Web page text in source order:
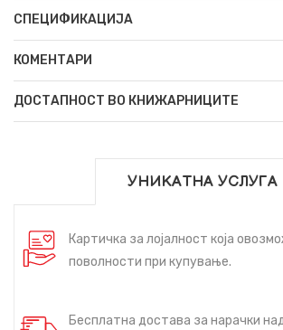
СПЕЦИФИКАЦИЈА
КОМЕНТАРИ
ДОСТАПНОСТ ВО КНИЖАРНИЦИТЕ
УНИКАТНА УСЛУГА
Картичка за лојалност која
поволности при купување.
Бесплатна достава за нарачки